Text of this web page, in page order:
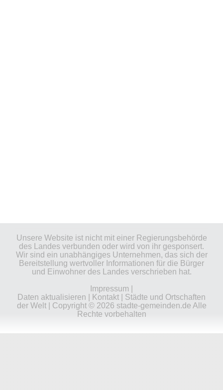
Unsere Website ist nicht mit einer Regierungsbehörde
des Landes verbunden oder wird von ihr gesponsert.
Wir sind ein unabhängiges Unternehmen, das sich der
Bereitstellung wertvoller Informationen für die Bürger
und Einwohner des Landes verschrieben hat.
Impressum
Daten aktualisieren
Kontakt
Städte und Ortschaften
der Welt| Copyright © 2026 stadte-gemeinden.de Alle
Rechte vorbehalten